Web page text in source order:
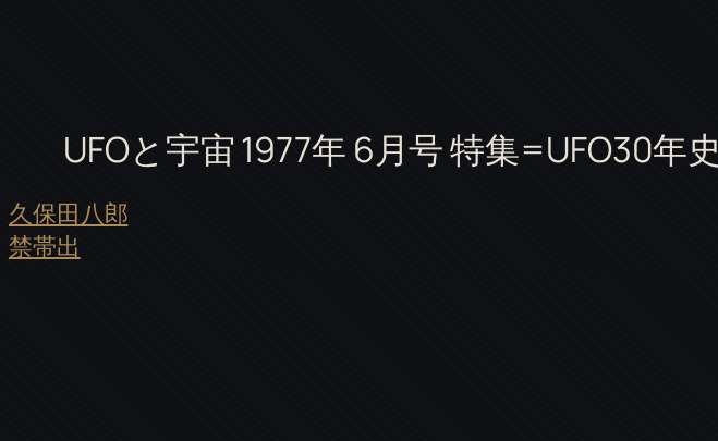
UFOと宇宙 1977年 6月号 特集=UFO30年史
久保田八郎
禁帯出